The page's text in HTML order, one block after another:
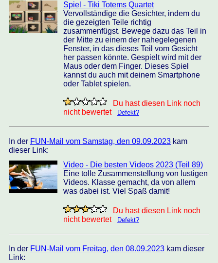
Spiel - Tiki Totems Quartet
Vervollständige die Gesichter, indem du
die gezeigten Teile richtig
zusammenfügst. Bewege dazu das Teil in
der Mitte zu einem der nahegelegenen
Fenster, in das dieses Teil vom Gesicht
her passen könnte. Gespielt wird mit der
Maus oder dem Finger. Dieses Spiel
kannst du auch mit deinem Smartphone
oder Tablet spielen.
Du hast diesen Link noch
nicht bewertet
Defekt?
In der FUN-Mail vom Samstag, den 09.09.2023 kam
dieser Link:
Video - Die besten Videos 2023 (Teil 89)
Eine tolle Zusammenstellung von lustigen
Videos. Klasse gemacht, da von allem
was dabei ist. Viel Spaß damit!
Du hast diesen Link noch
nicht bewertet
Defekt?
In der FUN-Mail vom Freitag, den 08.09.2023 kam dieser
Link: